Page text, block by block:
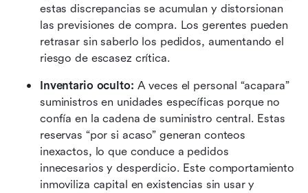
estas discrepancias se acumulan y distorsionan
las previsiones de compra. Los gerentes pueden
retrasar sin saberlo los pedidos, aumentando el
riesgo de escasez crítica.
Inventario oculto: A veces el personal “acapara”
suministros en unidades específicas porque no
confía en la cadena de suministro central. Estas
reservas “por si acaso” generan conteos
inexactos, lo que conduce a pedidos
innecesarios y desperdicio. Este comportamiento
inmoviliza capital en existencias sin usar y